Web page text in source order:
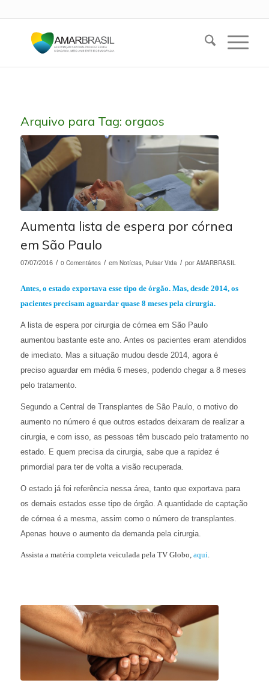
Arquivo para Tag: orgaos
Aumenta lista de espera por córnea
em São Paulo
07/07/2016 / 0 Comentários / em Notícias, Pulsar Vida / por AMARBRASIL
Antes, o estado exportava esse tipo de órgão. Mas, desde 2014, os
pacientes precisam aguardar quase 8 meses pela cirurgia.
A lista de espera por cirurgia de córnea em São Paulo
aumentou bastante este ano. Antes os pacientes eram atendidos
de imediato.
Mas a situação mudou desde 2014, agora é
preciso aguardar em média 6meses, podendo chegar a 8 meses
pelo tratamento.
Segundo a Central de Transplantes de São Paulo, o motivo do
aumento no número é que outros estados deixaram de realizar a
cirurgia, e com isso, as pessoas têm buscado pelo tratamento no
estado.
E quem precisada cirurgia, sabe que a rapidez é
primordial para ter de volta a visão recuperada.
O estado já foi referência nessa área, tanto que exportava para
os demais estados esse tipo de órgão. A quantidade de captação
de córnea é a mesma, assim como o número de transplantes.
Apenas houve o aumento da demanda pela cirurgia.
Assista a matéria completa veiculada pela TV Globo, aqui